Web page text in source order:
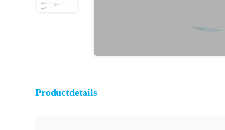
Productdetails